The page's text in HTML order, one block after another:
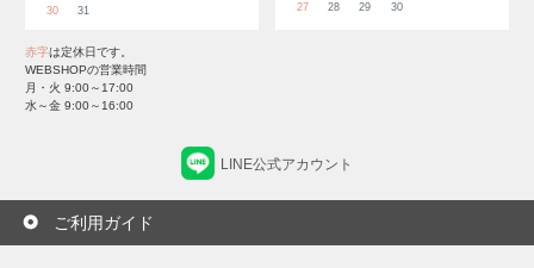
30
31
27
28 29 30
赤字は定休日です。
WEBSHOPの営業時間
月・火 9:00～17:00
水～金 9:00～16:00
LINE公式アカウント
ご利用ガイド